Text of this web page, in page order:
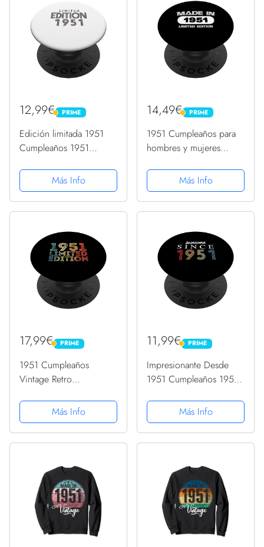
12,99€ PRIME
PRIME
Edición limitada 1951
Cumpleaños 1951
PopSockets PopGrip
Intercambiable
Más Info
14,49€ PRIME
PRIME
1951 Cumpleaños para
hombres y mujeres
Intercambiable
Más Info
17,99€ PRIME
PRIME
1951 Cumpleaños
Vintage Retro
Intercambiable
Más Info
11,99€ PRIME
PRIME
Impresionante Desde
1951 Cumpleaños 1951
PopSockets PopGrip
Intercambiable
Más Info